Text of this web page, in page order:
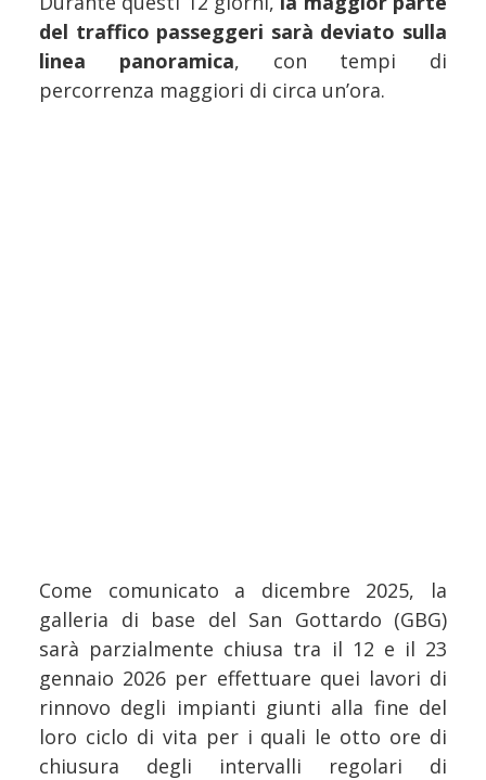
del traffico passeggeri sarà deviato sulla
linea panoramica, con tempi di
percorrenza maggiori di circa un’ora.
Come comunicato a dicembre 2025, la
galleria di base del San Gottardo (GBG)
sarà parzialmente chiusa tra il 12 e il 23
gennaio 2026 per effettuare quei lavori di
rinnovo degli impianti giunti alla fine del
loro ciclo di vita per i quali le otto ore di
chiusura degli intervalli regolari di